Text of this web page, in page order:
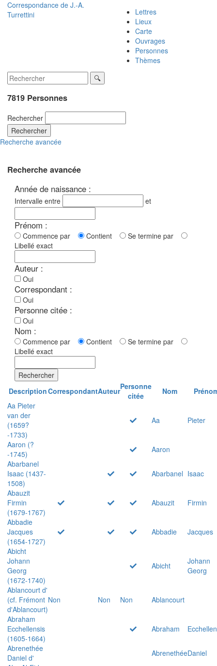
Correspondance de J.-A.
Turrettini
Lettres
Lieux
Carte
Ouvrages
Personnes
Thèmes
7819 Personnes
Rechercher
Rechercher
Recherche avancée
Recherche avancée
Année de naissance :
Intervalle entre et
Prénom :
Commence par Contient
Se termine par
Libellé exact
Auteur :
Oui
Correspondant :
Oui
Personne citée :
Oui
Nom :
Commence par Contient
Se termine par
Libellé exact
Rechercher
DescriptionCorrespondantAuteurPersonne
citée
Nom
Aa Pieter
van der
(1659?
-1733)
Aa Pieter
Aaron (?
-1745)
Aaron
Abarbanel
Isaac (1437-
1508)
Abarbanel Isaac
Abauzit
Firmin
(1679-1767)
Abauzit
Firmin
Abbadie
Jacques
(1654-1727)
Abbadie
Jacques
Abicht
Johann
Georg
(1672-1740)
Abicht
Johann
Georg
Ablancourt d'
(cf. Frémont
d'Ablancourt)
Non Non Non
Ablancourt
Abraham
Ecchellensis
(1605-1664)
Abraham
Abrenethée
Daniel d'
AbrenethéeDaniel